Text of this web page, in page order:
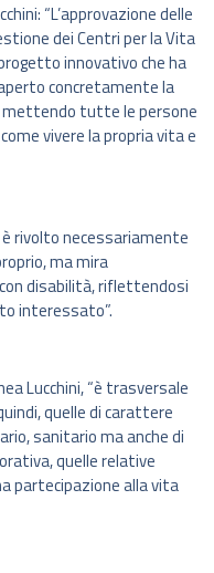
“L’approvazione delle
dei Centri per la Vita
innovativo che ha
concretamente la
tutte le persone
vivere la propria vita e
è rivolto necessariamente
ma mira
disabilità, riflettendosi
interessato”.
Lucchini, “è trasversale
quelle di carattere
sanitario ma anche di
quelle relative
partecipazione alla vita